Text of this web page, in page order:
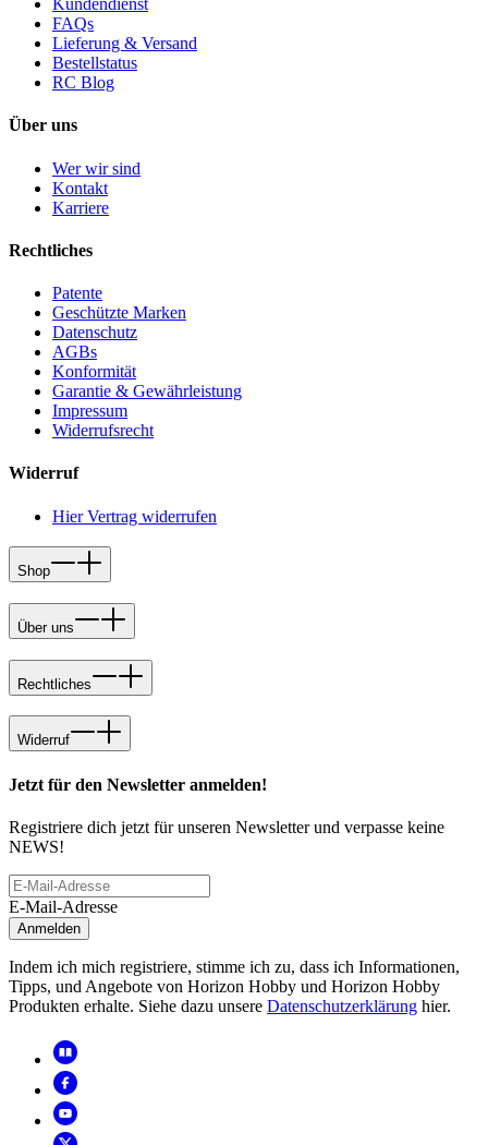
Kundendienst
FAQs
Lieferung & Versand
Bestellstatus
RC Blog
Über uns
Wer wir sind
Kontakt
Karriere
Rechtliches
Patente
Geschützte Marken
Datenschutz
AGBs
Konformität
Garantie & Gewährleistung
Impressum
Widerrufsrecht
Widerruf
Hier Vertrag widerrufen
Shop
Über uns
Rechtliches
Widerruf
Jetzt für den Newsletter anmelden!
Registriere dich jetzt für unseren Newsletter und verpasse keine
NEWS!
E-Mail-Adresse
Anmelden
Indem ich mich registriere, stimme ich zu, dass ich Informationen,
Tipps, und Angebote von Horizon Hobby und Horizon Hobby
Produkten erhalte. Siehe dazu unsere Datenschutzerklärung hier.